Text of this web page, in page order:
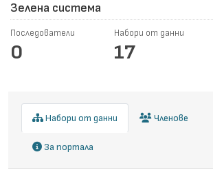
Зелена система
Последователи
0
Набори от данни
17
Набори от данни Членове
За портала